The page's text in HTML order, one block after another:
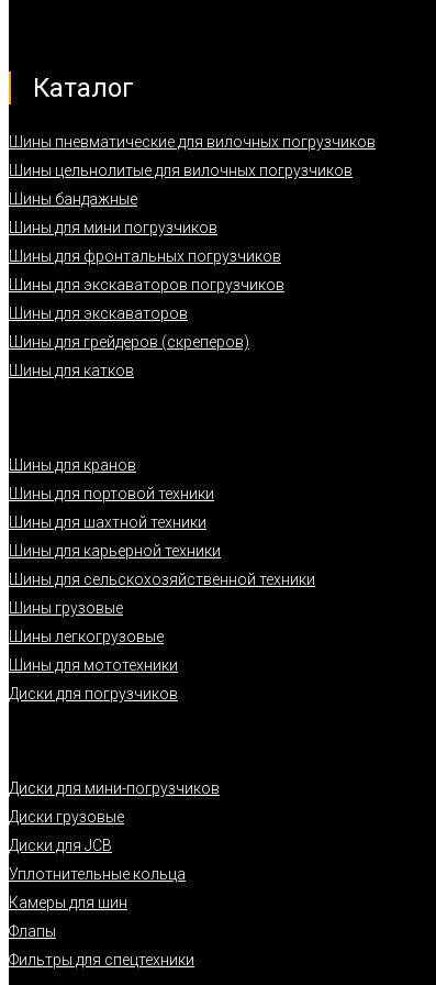
Каталог
Шины пневматические для вилочных погрузчиков
Шины цельнолитые для вилочных погрузчиков
Шины бандажные
Шины для мини погрузчиков
Шины для фронтальных погрузчиков
Шины для экскаваторов погрузчиков
Шины для экскаваторов
Шины для грейдеров (скреперов)
Шины для катков
Шины для кранов
Шины для портовой техники
Шины для шахтной техники
Шины для карьерной техники
Шины для сельскохозяйственной техники
Шины грузовые
Шины легкогрузовые
Шины для мототехники
Диски для погрузчиков
Диски для мини-погрузчиков
Диски грузовые
Диски для JCB
Уплотнительные кольца
Камеры для шин
Флапы
Фильтры для спецтехники